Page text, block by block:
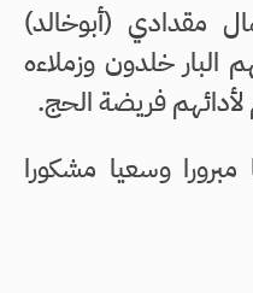
مقدادي (أبوخالد)
البار خلدون وزملاءه
لأدائهم فريضة الحج.
وسعيا مشكورا